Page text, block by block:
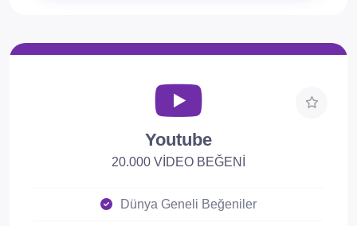
Youtube
20.000 VİDEO BEĞENİ
Dünya Geneli Beğeniler